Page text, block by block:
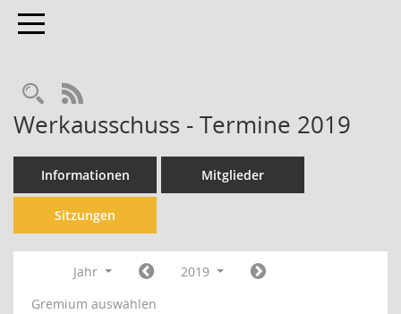
Toggle navigation
Rechercheauswahl
RSS-Feed
Werkausschuss - Termine 2019
Informationen Mitglieder
Sitzungen
Jahr
2019
Gremium auswählen